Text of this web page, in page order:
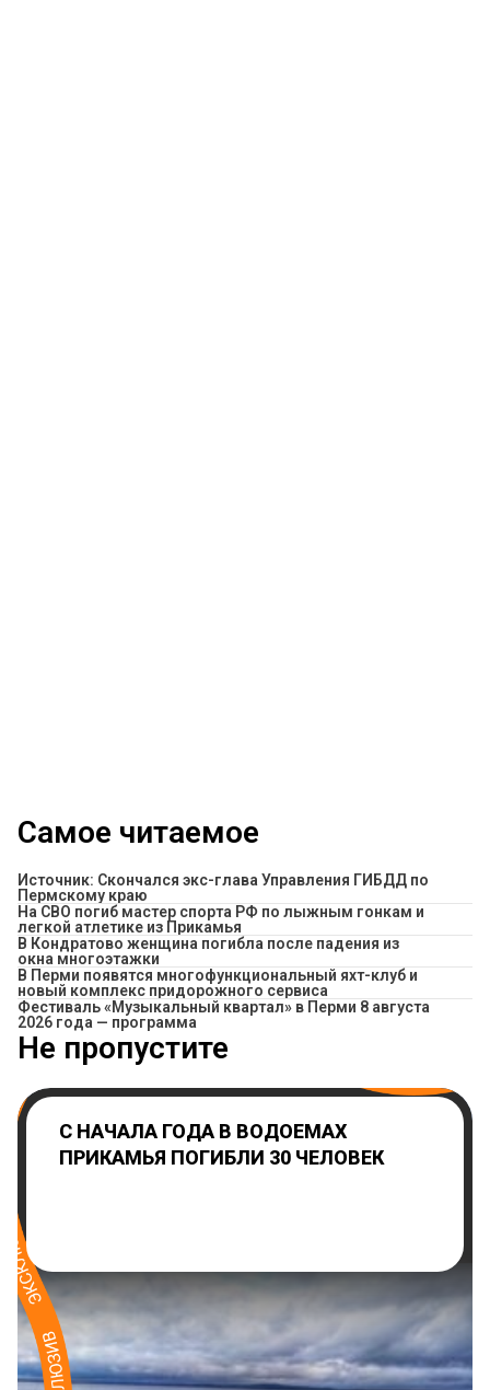
Самое читаемое
Источник: Скончался экс-глава Управления ГИБДД по
Пермскому краю
На СВО погиб мастер спорта РФ по лыжным гонкам и
легкой атлетике из Прикамья
В Кондратово женщина погибла после падения из
окна многоэтажки
В Перми появятся многофункциональный яхт-клуб и
новый комплекс придорожного сервиса
Фестиваль «Музыкальный квартал» в Перми 8 августа
2026 года — программа
Не пропустите
С НАЧАЛА ГОДА В ВОДОЕМАХ
ПРИКАМЬЯ ПОГИБЛИ 30 ЧЕЛОВЕК